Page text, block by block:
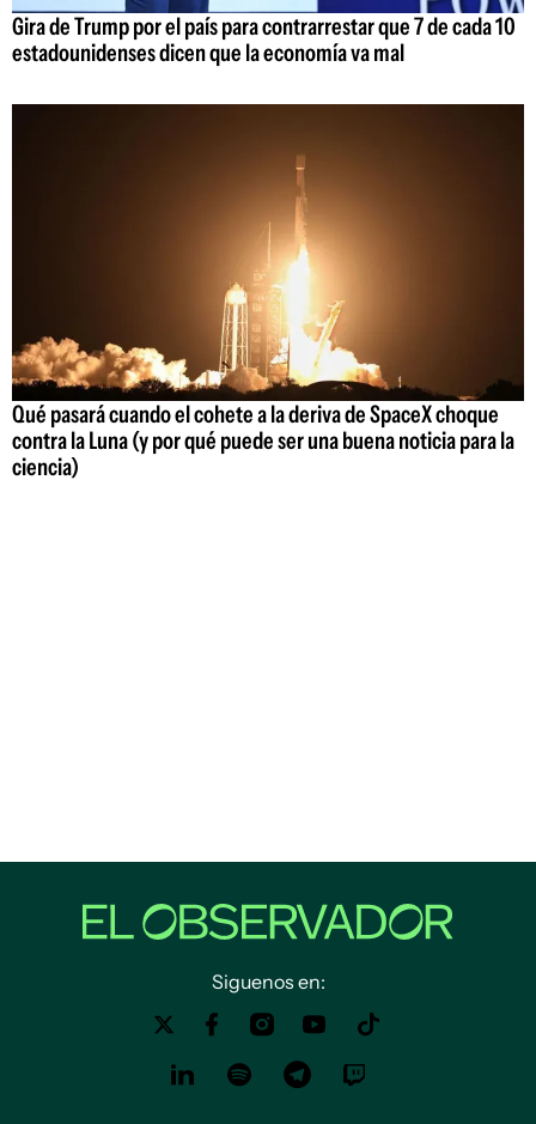
Gira de Trump por el país para contrarrestar que 7 de cada 10
estadounidenses dicen que la economía va mal
Qué pasará cuando el cohete a la deriva de SpaceX choque
contra la Luna (y por qué puede ser una buena noticia para la
ciencia)
Siguenos en: